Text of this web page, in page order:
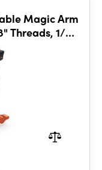
Magic Arm
Threads, 1/4"